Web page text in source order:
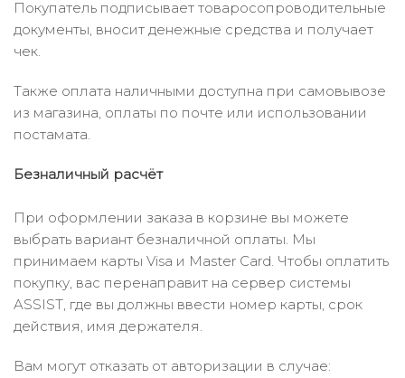
Покупатель подписывает товаросопроводительные
документы, вносит денежные средства и получает
чек.
Также оплата наличными доступна при самовывозе
из магазина, оплаты по почте или использовании
постамата.
Безналичный расчёт
При оформлении заказа в корзине вы можете
выбрать вариант безналичной оплаты. Мы
принимаем карты Visa и Master Card. Чтобы оплатить
покупку, вас перенаправит на сервер системы
ASSIST, где вы должны ввести номер карты, срок
действия, имя держателя.
Вам могут отказать от авторизации в случае: